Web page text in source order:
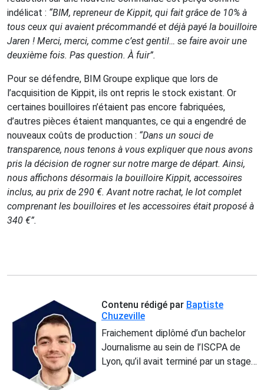
indélicat : “BIM, repreneur de Kippit, qui fait grâce de 10% à
tous ceux qui avaient précommandé et déjà payé la bouilloire
Jaren ! Merci, merci, comme c’est gentil… se faire avoir une
deuxième fois. Pas question. À fuir”.
Pour se défendre, BIM Groupe explique que lors de
l’acquisition de Kippit, ils ont repris le stock existant. Or
certaines bouilloires n’étaient pas encore fabriquées,
d’autres pièces étaient manquantes, ce qui a engendré de
nouveaux coûts de production : “Dans un souci de
transparence, nous tenons à vous expliquer que nous avons
pris la décision de rogner sur notre marge de départ. Ainsi,
nous affichons désormais la bouilloire Kippit, accessoires
inclus, au prix de 290 €. Avant notre rachat, le lot complet
comprenant les bouilloires et les accessoires était proposé à
340 €”.
Contenu rédigé par Baptiste
Chuzeville
Fraichement diplômé d’un bachelor
Journalisme au sein de l’ISCPA de
Lyon, qu’il avait terminé par un stage